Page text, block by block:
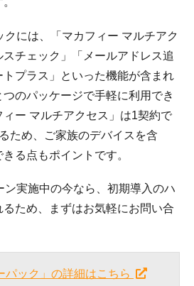
には、「マカフィー マルチアク
チェック」「メールアドレス追
プラス」といった機能が含まれ
のパッケージで手軽に利用でき
ィー マルチアクセス」は1契約で
ため、ご家族のデバイスを含
る点もポイントです。
ン実施中の今なら、初期導入のハ
ため、まずはお気軽にお問い合
パック」の詳細はこちら